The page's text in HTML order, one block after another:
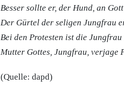
Besser sollte er, der Hund, an
Der Gürtel der seligen Jungfrau
Bei den Protesten ist die
Mutter Gottes, Jungfrau, verjage
(Quelle: dapd)